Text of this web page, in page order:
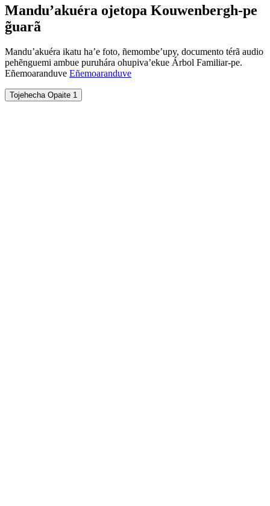
Mandu’akuéra ojetopa Kouwenbergh-pe
g̃uarã
Mandu’akuéra ikatu ha’e foto, ñemombe’upy, documento térã audio
pehẽnguemi ambue puruhára ohupiva’ekue Árbol Familiar-pe.
Eñemoaranduve Eñemoaranduve
Tojehecha Opaite 1